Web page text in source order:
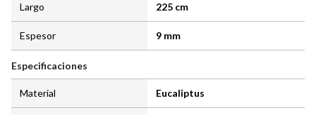
Largo 225 cm
Espesor 9 mm
Especificaciones
Material Eucaliptus